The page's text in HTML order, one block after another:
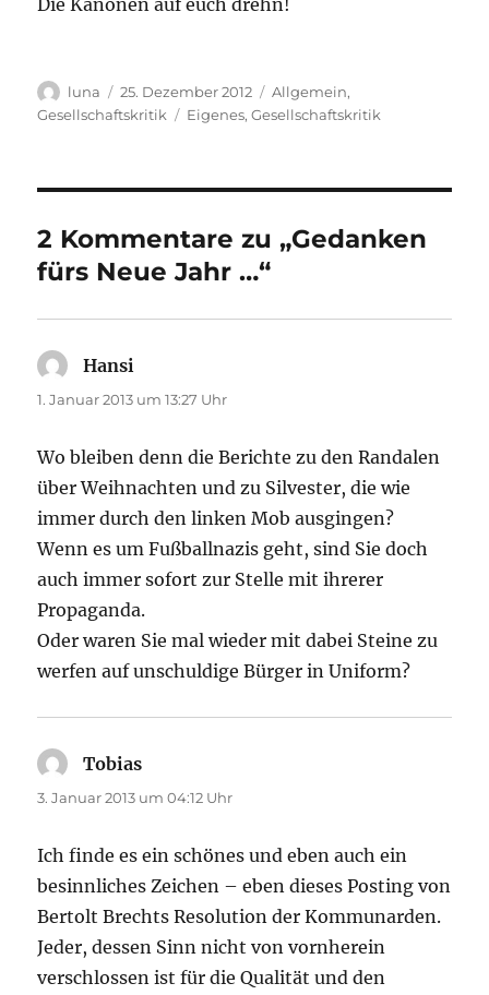
Autor
luna
Veröffentlicht
am
25. Dezember 2012 Kategorien
Allgemein,
Gesellschaftskritik
Schlagwörter
Eigenes,Gesellschaftskritik
2 Kommentare zu „Gedanken
fürs Neue Jahr …“
Hansi
1. Januar 2013 um 13:27 Uhr
Wo bleiben denn die Berichte zu den Randalen
über Weihnachten und zu Silvester, die wie
immer durch den linken Mob ausgingen?
Wenn es um Fußballnazis geht, sind Sie doch
auch immer sofort zur Stelle mit ihrerer
Propaganda.
Oder waren Sie mal wieder mit dabei Steine zu
werfen auf unschuldige Bürger in Uniform?
Tobias
3. Januar 2013 um 04:12 Uhr
Ich finde es ein schönes und eben auch ein
besinnliches Zeichen – eben dieses Posting von
Bertolt Brechts Resolution der Kommunarden.
Jeder, dessen Sinn nicht von vornherein
verschlossen ist für die Qualität und den